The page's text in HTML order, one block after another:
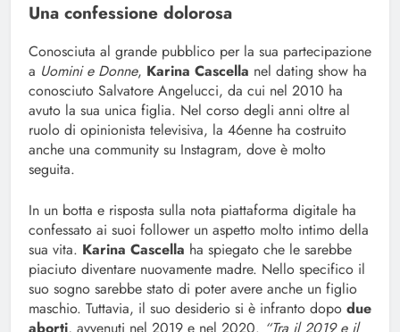
Una confessione dolorosa
Conosciuta al grande pubblico per la sua partecipazione
a Uomini e Donne, Karina Cascella nel dating show ha
conosciuto Salvatore Angelucci, da cui nel 2010 ha
avuto la sua unica figlia. Nel corso degli anni oltre al
ruolo di opinionista televisiva, la 46enne ha costruito
anche una community su Instagram, dove è molto
seguita.
In un botta e risposta sulla nota piattaforma digitale ha
confessato ai suoi follower un aspetto molto intimo della
sua vita. Karina Cascella ha spiegato che le sarebbe
piaciuto diventare nuovamente madre. Nello specifico il
suo sogno sarebbe stato di poter avere anche un figlio
maschio. Tuttavia, il suo desiderio si è infranto dopo due